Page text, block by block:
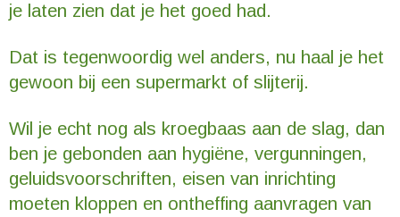
je laten zien dat je het goed had.
Dat is tegenwoordig wel anders, nu haal je het
gewoon bij een supermarkt of slijterij.
Wil je echt nog als kroegbaas aan de slag, dan
ben je gebonden aan hygiëne, vergunningen,
geluidsvoorschriften, eisen van inrichting
moeten kloppen en ontheffing aanvragen van